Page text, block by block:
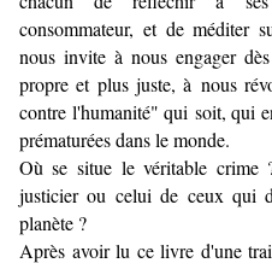
consommateur, et de méditer
nous invite à nous engager
propre et plus juste, à nous
contre l'humanité" qui soit, qui
prématurées dans le monde.
Où se situe le véritable crime
justicier ou celui de ceux qui
planète ?
Après avoir lu ce livre d'une